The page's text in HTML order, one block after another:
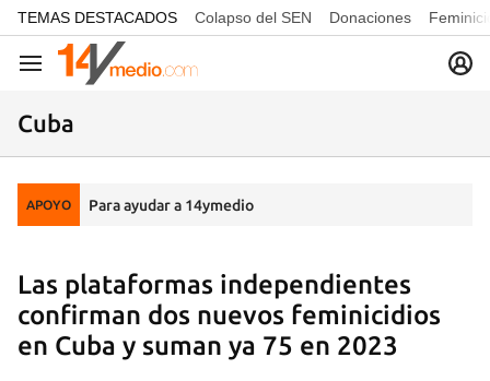
common.go-to-content
TEMAS DESTACADOS Colapso del SEN Donaciones
Navegación
Cuba
APOYO Para ayudar a 14ymedio
Las plataformas independientes
confirman dos nuevos feminicidios
en Cuba y suman ya 75 en 2023